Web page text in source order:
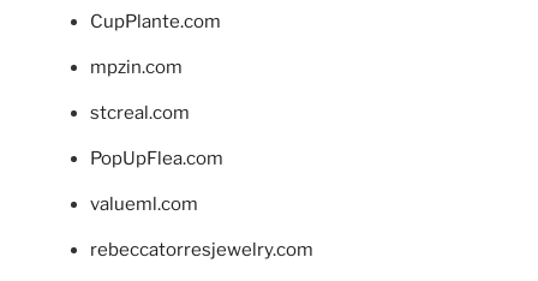
CupPlante.com
mpzin.com
stcreal.com
PopUpFlea.com
valueml.com
rebeccatorresjewelry.com